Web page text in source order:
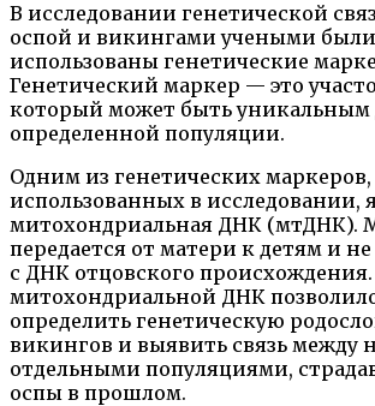
В исследовании генетической
оспой и викингами учеными были
использованы генетические
Генетический маркер — это
который может быть уникальным
определенной популяции.
Одним из генетических маркеров,
использованных в исследовании,
митохондриальная ДНК (мтДНК).
передается от матери к детям и
с ДНК отцовского
митохондриальной ДНК
определить генетическую
викингов и выявить связь между
отдельными популяциями,
оспы в прошлом.